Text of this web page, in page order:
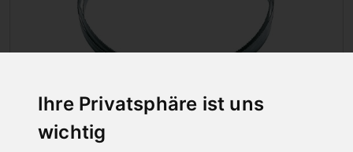
Ihre Privatsphäre ist uns
wichtig